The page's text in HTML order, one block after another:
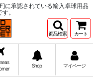
に承認されている輸入卓球用品
。
商品検索 カート
Shop マイページ